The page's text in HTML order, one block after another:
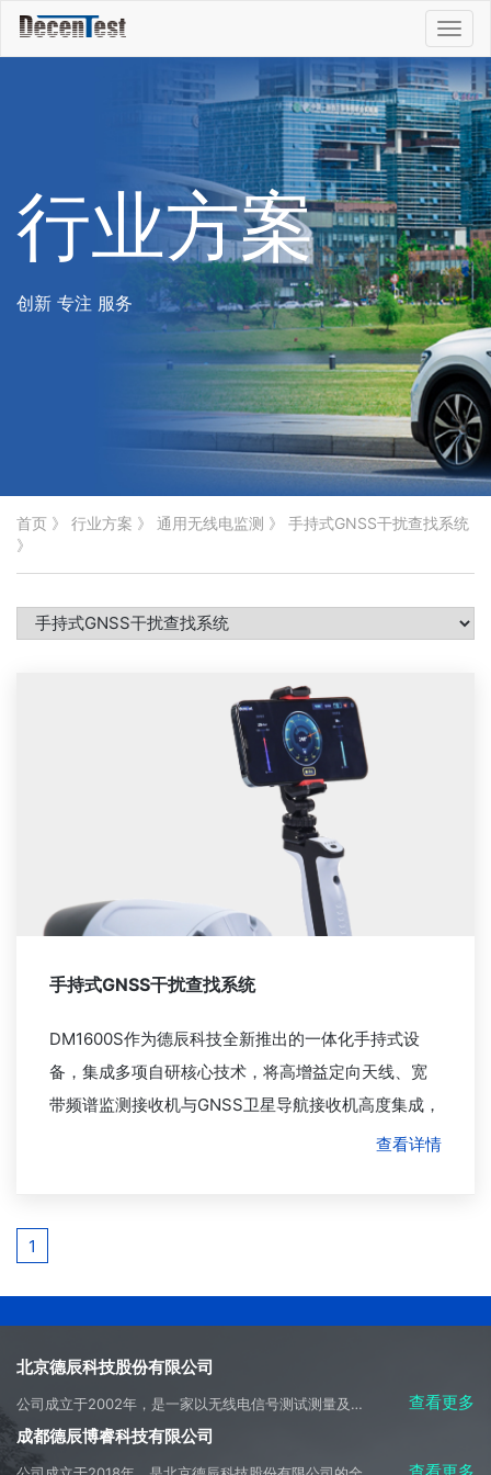
行业方案
创新 专注 服务
首页 》 行业方案 》 通用无线电监测 》 手持式GNSS干扰查找系统
》
手持式GNSS干扰查找系统
DM1600S作为德辰科技全新推出的一体化手持式设
备，集成多项自研核心技术，将高增益定向天线、宽
带频谱监测接收机与GNSS卫星导航接收机高度集成，
查看详情
1
北京德辰科技股份有限公司
公司成立于2002年，是一家以无线电信号测试测量及侦测应用开发为主营方向，集科研、生产、系统集成、产品销售、工程施工及技术服务于一体的高科技产业实体。
查看更多
成都德辰博睿科技有限公司